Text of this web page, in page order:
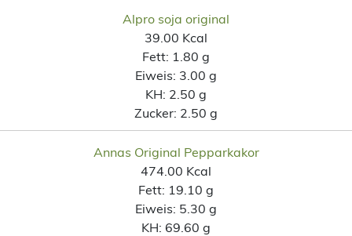
Alpro soja original
39.00 Kcal
Fett: 1.80 g
Eiweis: 3.00 g
KH: 2.50 g
Zucker: 2.50 g
Annas Original Pepparkakor
474.00 Kcal
Fett: 19.10 g
Eiweis: 5.30 g
KH: 69.60 g